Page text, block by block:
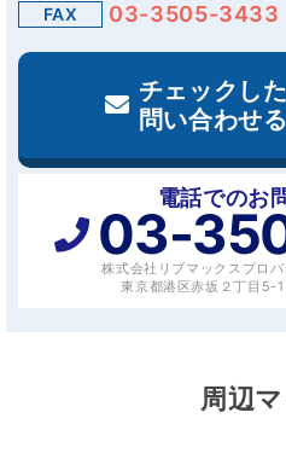
FAX 03-3505-3433
チェックし
問い合わせる
電話でのお
03-
株式会社リブマックスプロ
東京都港区赤坂２丁目5-
周辺